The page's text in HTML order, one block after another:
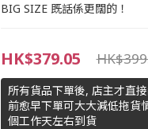
BIG SIZE 既話係更闊的！
HK$379.05
所有貨品下單後, 店主才直
前愈早下單可大大減低拖貨
個工作天左右到貨